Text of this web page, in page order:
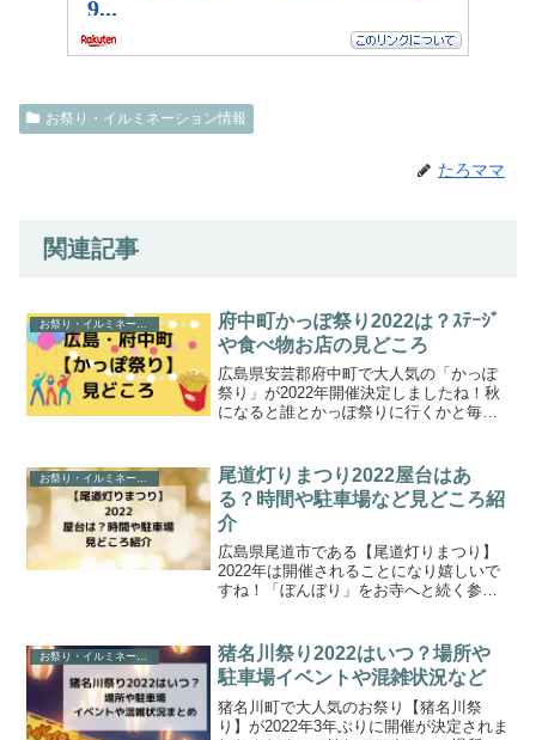
お祭り・イルミネーション情報
たろママ
関連記事
府中町かっぽ祭り2022は？ｽﾃｰｼﾞ
や食べ物お店の見どころ
広島県安芸郡府中町で大人気の「かっぽ
祭り」が2022年開催決定しましたね！秋
になると誰とかっぽ祭りに行くかと毎年
し物や美味しかったお店など見どころを
紹介したいと思い...
尾道灯りまつり2022屋台はあ
る？時間や駐車場など見どころ紹
介
広島県尾道市である【尾道灯りまつり】
2022年は開催されることになり嬉しいで
すね！「ぼんぼり」をお寺へと続く参道
年屋台はあるのか、時間や駐車場見どこ
ろなどまとめました...
お祭り・イルミネーション情報
猪名川祭り2022はいつ？場所や
駐車場イベントや混雑状況など
猪名川町で大人気のお祭り【猪名川祭
り】が2022年3年ぶりに開催が決定されま